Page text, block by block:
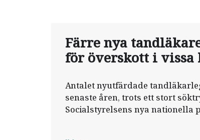
Färre nya
för överskott i vissa
Antalet nyutfärdade
senaste åren, trots ett stort
Socialstyrelsens nya nationella